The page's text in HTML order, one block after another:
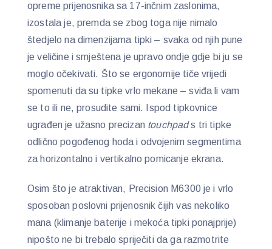
opreme prijenosnika sa 17-inčnim zaslonima,
izostala je, premda se zbog toga nije nimalo
štedjelo na dimenzijama tipki – svaka od njih pune
je veličine i smještena je upravo ondje gdje bi ju se
moglo očekivati. Što se ergonomije tiče vrijedi
spomenuti da su tipke vrlo mekane – sviđa li vam
se to ili ne, prosudite sami. Ispod tipkovnice
ugrađen je užasno precizan touchpads tri tipke
odlično pogođenog hoda i odvojenim segmentima
za horizontalno i vertikalno pomicanje ekrana.
Osim što je atraktivan, Precision M6300 je i vrlo
sposoban poslovni prijenosnik čijih vas nekoliko
mana (klimanje baterije i mekoća tipki ponajprije)
nipošto ne bi trebalo spriječiti da ga razmotrite